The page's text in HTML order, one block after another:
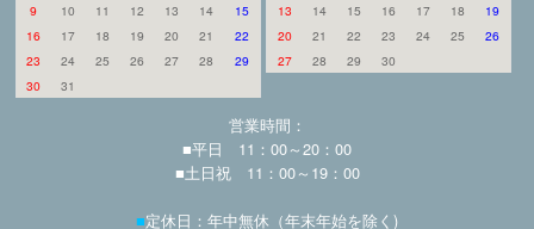
9
10 11 12 13 14
15
16
17 18 19 20 21
22
23
24 25 26 27 28
29
30
31
13
14 15 16 17 18
19
20
21 22 23 24 25
26
27
28 29 30
営業時間：
■平日 11：00～20：00
■土日祝 11：00～19：00
■定休日：年中無休（年末年始を除く)